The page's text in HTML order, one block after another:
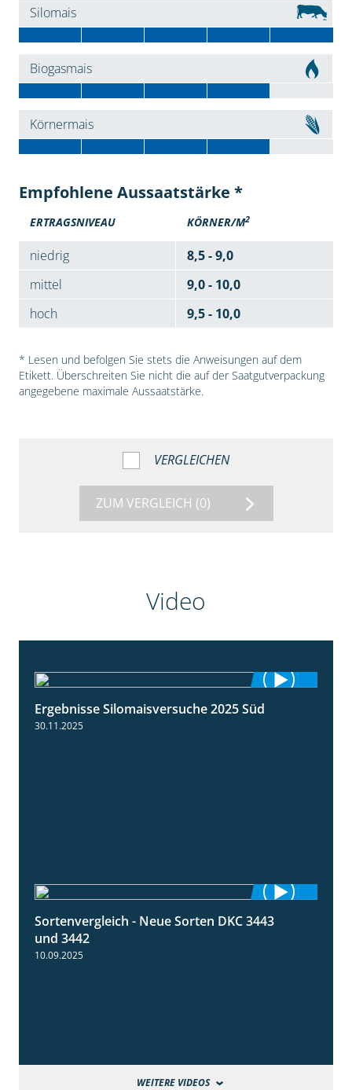
Silomais
Biogasmais
Körnermais
Empfohlene Aussaatstärke *
ERTRAGSNIVEAU KÖRNER/M2
niedrig
8,5 - 9,0
mittel
9,0 - 10,0
hoch
9,5 - 10,0
* Lesen und befolgen Sie stets die Anweisungen auf dem
Etikett. Überschreiten Sie nicht die auf der Saatgutverpackung
angegebene maximale Aussaatstärke.
VERGLEICHEN
ZUM VERGLEICH (0)
Video
Ergebnisse Silomaisversuche 2025 Süd
30.11.2025
1:59
Sortenvergleich - Neue Sorten DKC 3443
und 3442
10.09.2025
WEITERE VIDEOS